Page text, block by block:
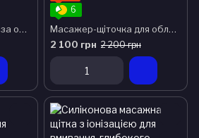
Масажер для догляду за обличчям із 3 насадками (чоловічий) AMG106 SO Gezatone
6
Масажер-щіточка для обличчя AMG 195 Gezatone
2 100 грн 2 200 грн